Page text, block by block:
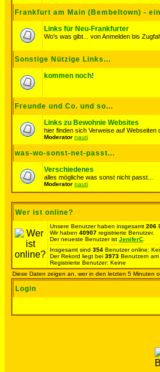
Frankfurt am Main (Bembeltown) -
Links für Neu-Frankfurter
Wo's was gibt... von Anmelden bis
Sonstige Nützige Links...
kommen noch!
Freunde und Co. und so...
Links zu Bewohnie Websites
hier finden sich Verweise auf Webseiten
Moderator nauti
was-wo-sonst-net-passt...
Verschiedenes
alles mögliche was sonst nicht passt...
Moderator nauti
Wer ist online?
Unsere Benutzer haben insgesamt 206
Wir haben 40907 registrierte Benutzer.
Der neueste Benutzer ist JeniferC
Insgesamt sind 354 Benutzer online:
Der Rekord liegt bei 3973 Benutzern
Registrierte Benutzer: Keine
Diese Daten zeigen an, wer in den letzten 5 Minuten
Login